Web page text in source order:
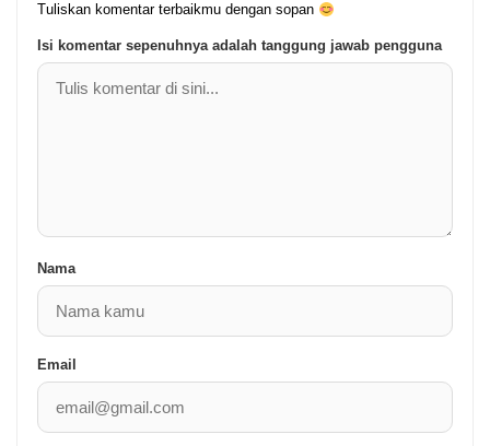
Tuliskan komentar terbaikmu dengan sopan
Isi komentar sepenuhnya adalah tanggung jawab pengguna
Nama
Email